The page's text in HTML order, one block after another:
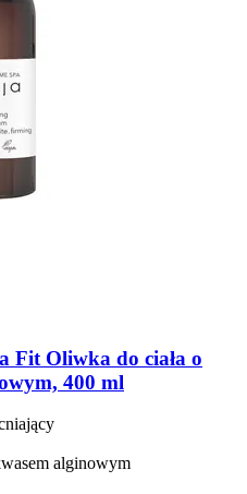
Fit Oliwka do ciała o
400 ml
alginowym